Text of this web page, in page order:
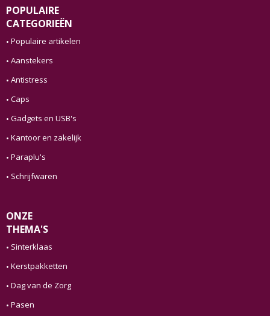
POPULAIRE
CATEGORIEËN
Populaire artikelen
Aanstekers
Antistress
Caps
Gadgets en USB's
Kantoor en zakelijk
Paraplu's
Schrijfwaren
ONZE
THEMA'S
Sinterklaas
Kerstpakketten
Dag van de Zorg
Pasen